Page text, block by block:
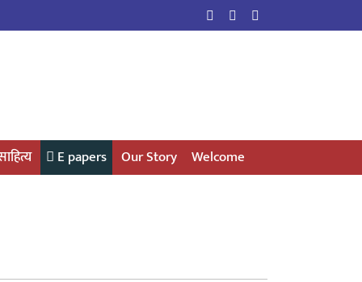
E papers Our Story Welcome